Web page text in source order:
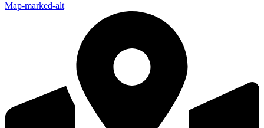
Map-marked-alt